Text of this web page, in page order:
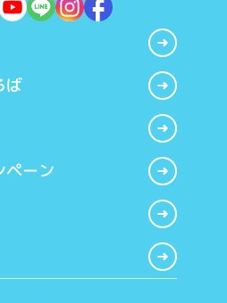
ば
ペーン